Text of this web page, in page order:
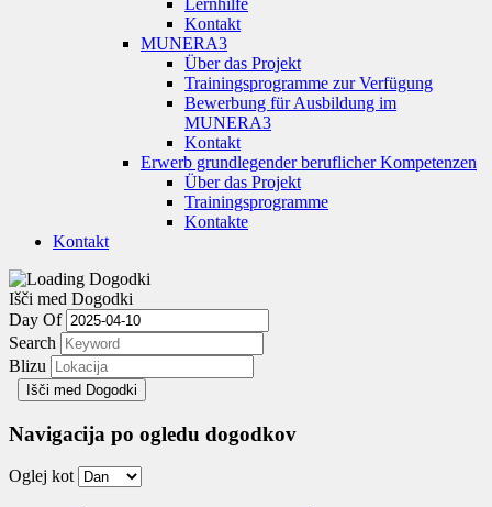
Lernhilfe
Kontakt
MUNERA3
Über das Projekt
Trainingsprogramme zur Verfügung
Bewerbung für Ausbildung im
MUNERA3
Kontakt
Erwerb grundlegender beruflicher Kompetenzen
Über das Projekt
Trainingsprogramme
Kontakte
Kontakt
Išči med Dogodki
Day Of
Search
Blizu
Navigacija po ogledu dogodkov
Oglej kot